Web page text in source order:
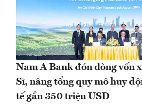
Nam A Bank đón dòng vốn
Sĩ, nâng tổng quy mô huy
tế gần 350 triệu USD